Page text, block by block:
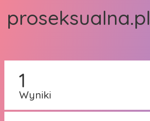
proseksualna.pl
1
Wyniki